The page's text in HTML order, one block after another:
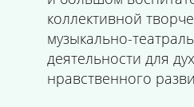
коллективной
музыкально-
деятельности для
нравственного